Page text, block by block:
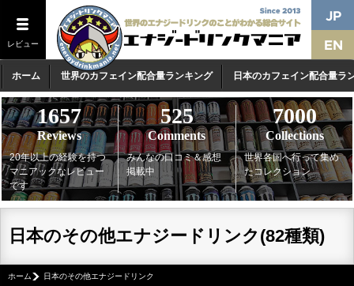
レビュー
ホーム 世界のカフェイン配合量ランキング 日本のカフェイン配合量ラ
1657
Reviews
20年以上の経験を持つ
マニアックなレビュー
です
525
Comments
みんなの口コミ＆感想
掲載中
7000
Collections
世界各国へ行って集め
たコレクション
日本のその他エナジードリンク(82種類)
ホーム 日本のその他エナジードリンク